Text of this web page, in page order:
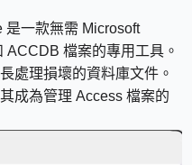
是一款無需 Microsoft
檔案的專用工具。
處理損壞的資料庫文件。
成為管理 Access 檔案的